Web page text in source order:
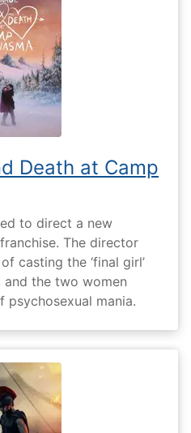
Death at Camp
to direct a new
The director
casting the ‘final girl’
the two women
psychosexual mania.